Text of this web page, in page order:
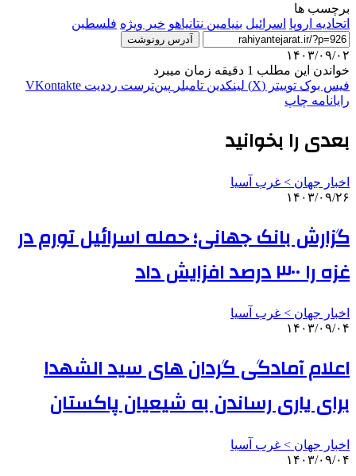
برچسب ها
اتحادیه اروپا اسرائیل بنیامین نتانیاهو خبر ویژه فلسطین
آدرس رونوشت
۱۴۰۳/۰۹/۰۲
خواندن این مطلب 1 دقیقه زمان میبرد
فیس بوک توییتر (X) لینکدین ‫تامبلر ‫پین‌ترست ‫رددیت ‫VKontakte
رایانامه چاپ
بعدی را بخوانید
اخبار جهان > غرب آسیا
۱۴۰۳/۰۹/۲۶
گزارش بانک جهانی؛ حمله اسرائیل تورم در
غزه را ۳۰۰ درصد افزایش داد
اخبار جهان > غرب آسیا
۱۴۰۳/۰۹/۰۴
اعلام آمادگی گردان های سید الشهدا
برای یاری رساندن به شیعیان پاکستان
اخبار جهان > غرب آسیا
۱۴۰۳/۰۹/۰۴